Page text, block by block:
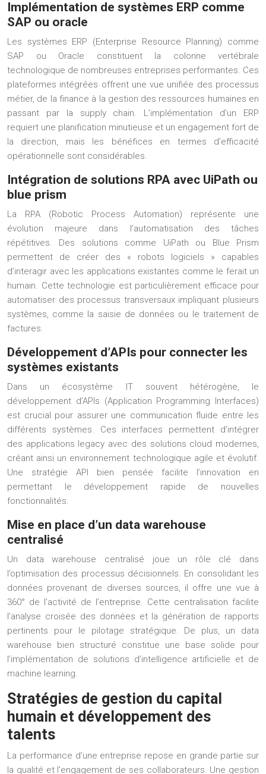
Implémentation de systèmes ERP comme
SAP ou oracle
Les systèmes ERP (Enterprise Resource Planning) comme
SAP ou Oracle constituent la colonne vertébrale
technologique de nombreuses entreprises performantes. Ces
plateformes intégrées offrent une vue unifiée des processus
métier, de la finance à la gestion des ressources humaines en
passant par la supply chain. L’implémentation d’un ERP
requiert une planification minutieuse et un engagement fort de
la direction, mais les bénéfices en termes d’efficacité
opérationnelle sont considérables.
Intégration de solutions RPA avec UiPath ou
blue prism
La RPA (Robotic Process Automation) représente une
évolution majeure dans l’automatisation des tâches
répétitives. Des solutions comme UiPath ou Blue Prism
permettent de créer des « robots logiciels » capables
d’interagir avec les applications existantes comme le ferait un
humain. Cette technologie est particulièrement efficace pour
automatiser des processus transversaux impliquant plusieurs
systèmes, comme la saisie de données ou le traitement de
factures.
Développement d’APIs pour connecter les
systèmes existants
Dans un écosystème IT souvent hétérogène, le
développement d’APIs (Application Programming Interfaces)
est crucial pour assurer une communication fluide entre les
différents systèmes. Ces interfaces permettent d’intégrer
des applications legacy avec des solutions cloud modernes,
créant ainsi un environnement technologique agile et évolutif.
Une stratégie API bien pensée facilite l’innovation en
permettant le développement rapide de nouvelles
fonctionnalités.
Mise en place d’un data warehouse
centralisé
Un data warehouse centralisé joue un rôle clé dans
l’optimisation des processus décisionnels. En consolidant les
données provenant de diverses sources, il offre une vue à
360° de l’activité de l’entreprise. Cette centralisation facilite
l’analyse croisée des données et la génération de rapports
pertinents pour le pilotage stratégique. De plus, un data
warehouse bien structuré constitue une base solide pour
l’implémentation de solutions d’intelligence artificielle et de
machine learning.
Stratégies de gestion du capital
humain et développement des
talents
La performance d’une entreprise repose en grande partie sur
la qualité et l’engagement de ses collaborateurs. Une gestion